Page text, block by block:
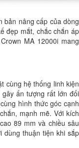
bản nâng cấp của dòng
đẹp mắt, chắc chắn áp
MA 12000i mang
cùng hệ thống linh kiện
ấn tượng rất lớn đối
hình thức góc cạnh
mạnh mẽ. Với kích
89 mm và chiều sâu
dùng thuận tiện khi sắp